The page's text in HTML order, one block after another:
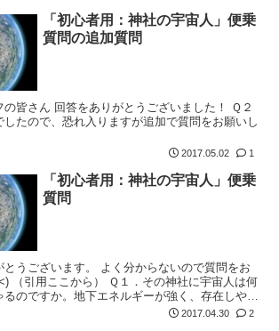
「初心者用：神社の宇宙人」便乗
質問の追加質問
皆さん 回答をありがとうございました！ Ｑ２
たので、恐れ入りますが追加で質問をお願いし
2017.05.02 1
「初心者用：神社の宇宙人」便乗
質問
とうございます。 よく分からないので質問をお
（引用ここから） Ｑ１．その神社に宇宙人は何
のですか。地下エネルギーが強く、存在しやす
すが、目的は何なのでしょうか。 宇宙人それぞ
2017.04.30 2